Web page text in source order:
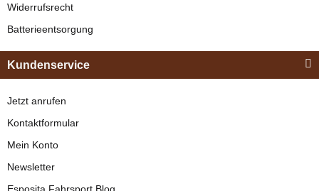
Widerrufsrecht
Batterieentsorgung
Kundenservice
Jetzt anrufen
Kontaktformular
Mein Konto
Newsletter
Esposita Fahrsport Blog